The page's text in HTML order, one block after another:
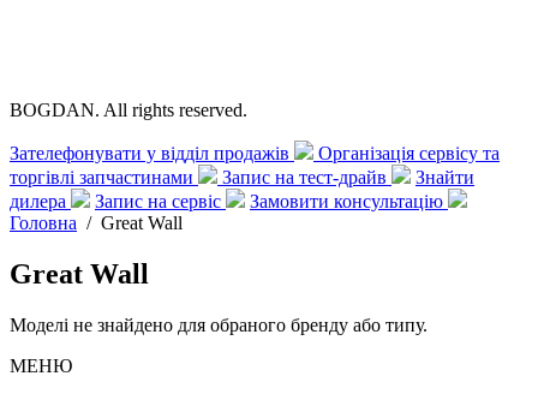
BOGDAN. All rights reserved.
Зателефонувати у відділ продажів
Організація сервісу та
торгівлі запчастинами
Запис на тест-драйв
Знайти
дилера
Запис на сервіс
Замовити консультацію
Головна / Great Wall
Great Wall
Моделі не знайдено для обраного бренду або типу.
МЕНЮ